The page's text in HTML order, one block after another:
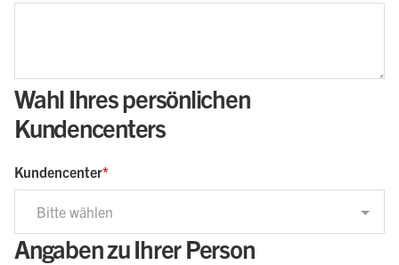
pro
Zeile
bitte
Modell,
Wahl Ihres persönlichen
Kundencenters
Kundencenter
Bitte wählen
Angaben zu Ihrer Person